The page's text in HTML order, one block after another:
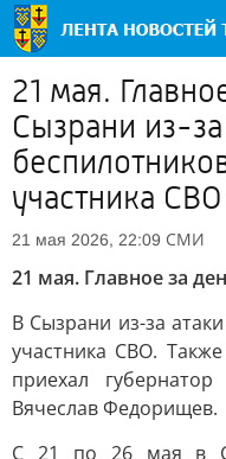
21 мая.
Сызрани из-за
участника СВО
21 мая 2026, 22:09 СМИ
21 мая. Главное за
В Сызрани из-за
участника СВО.
приехал
Вячеслав Федорищев.
С 21 по 26 мая в